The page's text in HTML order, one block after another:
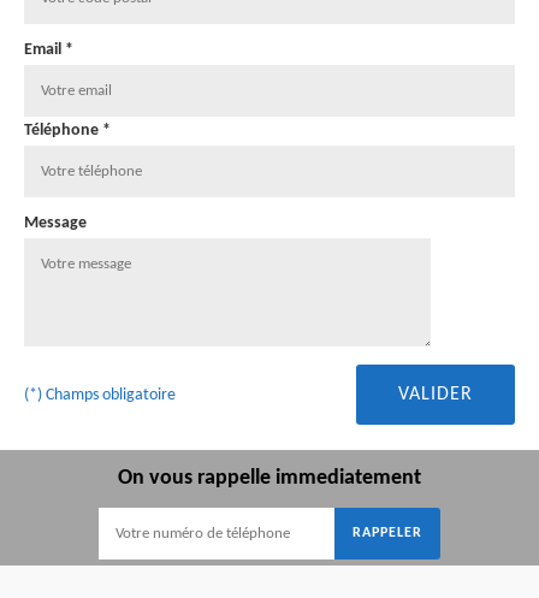
Email *
Téléphone *
Message
(*) Champs obligatoire
On vous rappelle immediatement